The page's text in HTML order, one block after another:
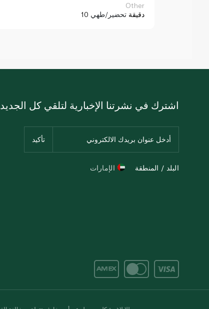
Other
10 دقيقة تحضير/طهي
اشترك في نشرتنا الإخبارية لتلقي كل
البلد / المنطقة الإمارات